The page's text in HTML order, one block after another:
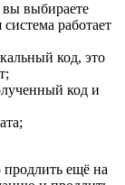
вы выбираете
работает
код, это
код и
ещё на